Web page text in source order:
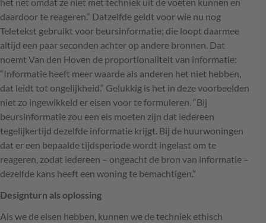
het net omdat ze niet met techniek uit de voeten kunnen en
daardoor te reageren.” Datzelfde geldt voor wie nu nog
Teletekst gebruikt voor beursinformatie; die loopt daarmee
altijd een paar seconden achter op andere bronnen. Dat
noemt Van den Hoven de proportionaliteit van informatie:
“Informatie heeft meer waarde als anderen het niet hebben,
dat leidt tot ongelijkheid.“ Gelukkig is het in deze voorbeelden
niet zo ingewikkeld er eisen voor te formuleren. “Bij
beursinformatie zou een eis moeten zijn dat iedereen
tegelijkertijd dezelfde informatie krijgt. Bij de huurwoningen
dat er een bepaalde tijdsperiode wordt ingelast om te
reageren, zodat iedereen – ongeacht de bron van informatie –
dezelfde kans heeft een woning te bemachtigen.”
Designturn als oplossing
Als we de eisen hebben, kunnen we de techniek ethisch